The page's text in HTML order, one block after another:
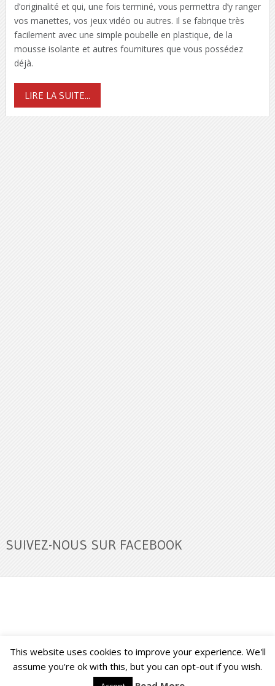
d’originalité et qui, une fois terminé, vous permettra d’y ranger
vos manettes, vos jeux vidéo ou autres. Il se fabrique très
facilement avec une simple poubelle en plastique, de la
mousse isolante et autres fournitures que vous possédez
déjà.
LIRE LA SUITE...
SUIVEZ-NOUS SUR FACEBOOK
Buzz Ultra Copyright © 2026. Back to Top ↑
This website uses cookies to improve your experience. We'll
assume you're ok with this, but you can opt-out if you wish.